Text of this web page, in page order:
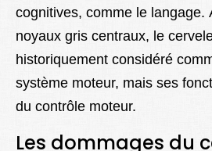
cognitives, comme le langage.
noyaux gris centraux, le
historiquement considéré
système moteur, mais ses
du contrôle moteur.
Les dommages du